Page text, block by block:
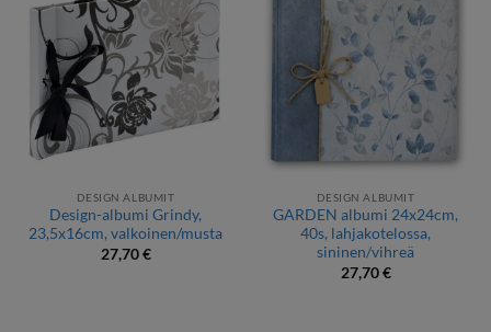
DESIGN ALBUMIT
Design-albumi Grindy,
23,5x16cm, valkoinen/musta
27,70€
DESIGN ALBUMIT
GARDEN albumi 24x24cm,
40s, lahjakotelossa,
sininen/vihreä
27,70€